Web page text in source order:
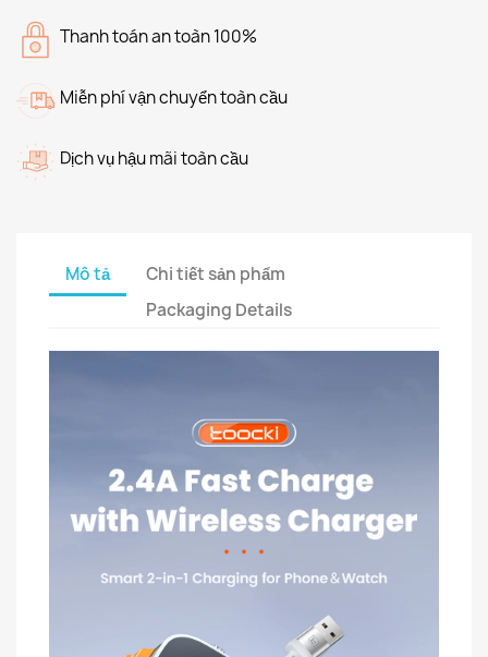
Thanh toán an toàn 100%
Miễn phí vận chuyển toàn cầu
Dịch vụ hậu mãi toàn cầu
Mô tả
Chi tiết sản phẩm
Packaging Details